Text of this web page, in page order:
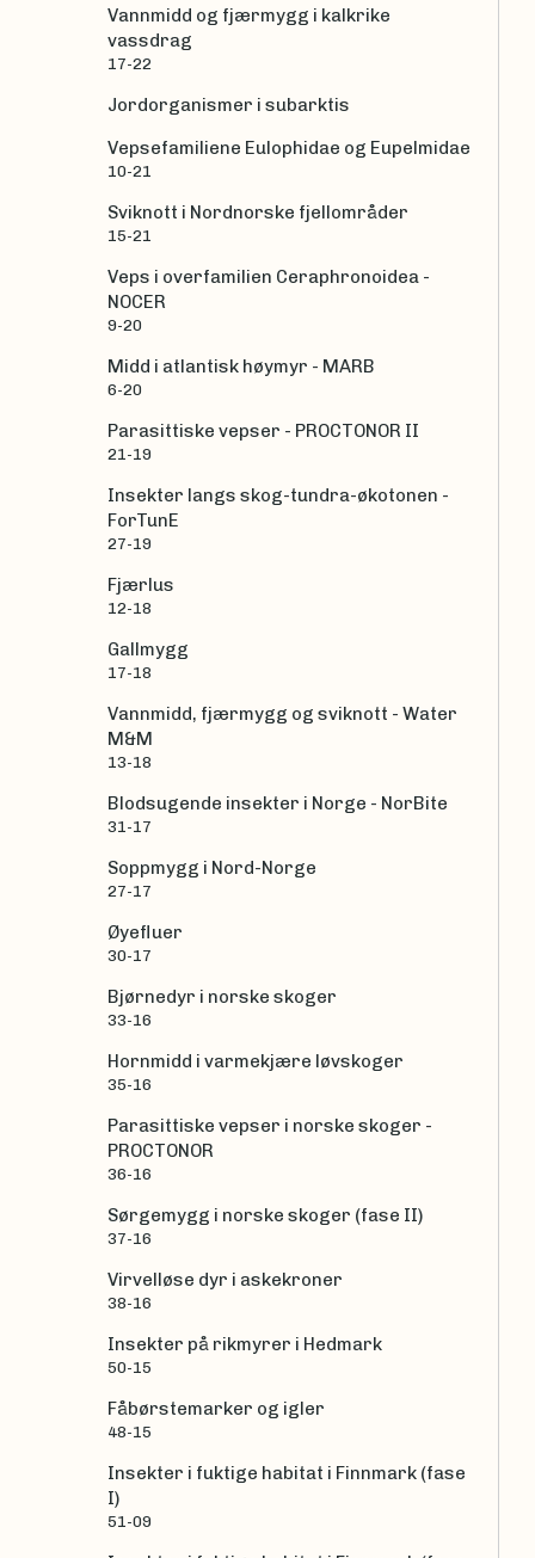
Vannmidd og fjærmygg i kalkrike
vassdrag
17-22
Jordorganismer i subarktis
Vepsefamiliene Eulophidae og Eupelmidae
10-21
Sviknott i Nordnorske fjellområder
15-21
Veps i overfamilien Ceraphronoidea -
NOCER
9-20
Midd i atlantisk høymyr - MARB
6-20
Parasittiske vepser - PROCTONOR II
21-19
Insekter langs skog-tundra-økotonen -
ForTunE
27-19
Fjærlus
12-18
Gallmygg
17-18
Vannmidd, fjærmygg og sviknott - Water
M&M
13-18
Blodsugende insekter i Norge - NorBite
31-17
Soppmygg i Nord-Norge
27-17
Øyefluer
30-17
Bjørnedyr i norske skoger
33-16
Hornmidd i varmekjære løvskoger
35-16
Parasittiske vepser i norske skoger -
PROCTONOR
36-16
Sørgemygg i norske skoger (fase II)
37-16
Virvelløse dyr i askekroner
38-16
Insekter på rikmyrer i Hedmark
50-15
Fåbørstemarker og igler
48-15
Insekter i fuktige habitat i Finnmark (fase
I)
51-09